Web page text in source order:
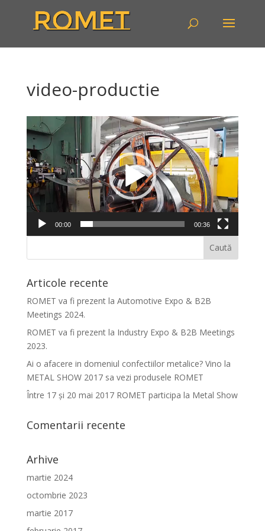
video-productie
Player
video
00:00 00:36
Articole recente
ROMET va fi prezent la Automotive Expo & B2B
Meetings 2024.
ROMET va fi prezent la Industry Expo & B2B Meetings
2023.
Ai o afacere in domeniul confectiilor metalice? Vino la
METAL SHOW 2017 sa vezi produsele ROMET
Între 17 şi 20 mai 2017 ROMET participa la Metal Show
Comentarii recente
Arhive
martie 2024
octombrie 2023
martie 2017